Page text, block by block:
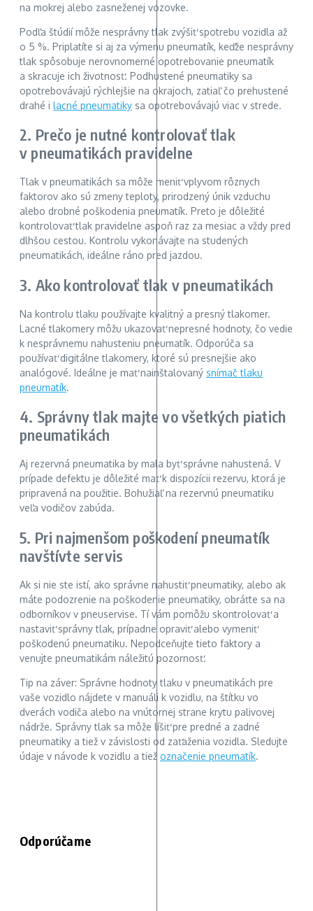
na mokrej alebo zasneženej vozovke.
Podľa štúdií môže nesprávny tlak zvýšiť spotrebu vozidla až
o 5 %. Priplatíte si aj za výmenu pneumatík, keďže nesprávny
tlak spôsobuje nerovnomerné opotrebovanie pneumatík
a skracuje ich životnosť. Podhustené pneumatiky sa
opotrebovávajú rýchlejšie na okrajoch, zatiaľ čo prehustené
drahé i lacné pneumatiky sa opotrebovávajú viac v strede.
2. Prečo je nutné kontrolovať tlak
v pneumatikách pravidelne
Tlak v pneumatikách sa môže meniť vplyvom rôznych
faktorov ako sú zmeny teploty, prirodzený únik vzduchu
alebo drobné poškodenia pneumatík. Preto je dôležité
kontrolovať tlak pravidelne aspoň raz za mesiac a vždy pred
dlhšou cestou. Kontrolu vykonávajte na studených
pneumatikách, ideálne ráno pred jazdou.
3. Ako kontrolovať tlak v pneumatikách
Na kontrolu tlaku používajte kvalitný a presný tlakomer.
Lacné tlakomery môžu ukazovať nepresné hodnoty, čo vedie
k nesprávnemu nahusteniu pneumatík. Odporúča sa
používať digitálne tlakomery, ktoré sú presnejšie ako
analógové. Ideálne je mať nainštalovaný snímač tlaku
pneumatík.
4. Správny tlak majte vo všetkých piatich
pneumatikách
Aj rezervná pneumatika by mala byť správne nahustená. V
prípade defektu je dôležité mať k dispozícii rezervu, ktorá je
pripravená na použitie. Bohužiaľ na rezervnú pneumatiku
veľa vodičov zabúda.
5. Pri najmenšom poškodení pneumatík
navštívte servis
Ak si nie ste istí, ako správne nahustiť pneumatiky, alebo ak
máte podozrenie na poškodenie pneumatiky, obráťte sa na
odborníkov v pneuservise. Tí vám pomôžu skontrolovať a
nastaviť správny tlak, prípadne opraviť alebo vymeniť
poškodenú pneumatiku. Nepodceňujte tieto faktory a
venujte pneumatikám náležitú pozornosť.
Tip na záver: Správne hodnoty tlaku v pneumatikách pre
vaše vozidlo nájdete v manuáli k vozidlu, na štítku vo
dverách vodiča alebo na vnútornej strane krytu palivovej
nádrže. Správny tlak sa môže líšiť pre predné a zadné
pneumatiky a tiež v závislosti od zaťaženia vozidla. Sledujte
údaje v návode k vozidlu a tiež označenie pneumatík.
Odporúčame